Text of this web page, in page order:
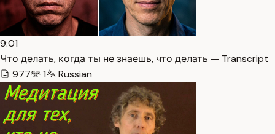
9:01
Что делать, когда ты не знаешь, что делать — Transcript
977
1 Russian